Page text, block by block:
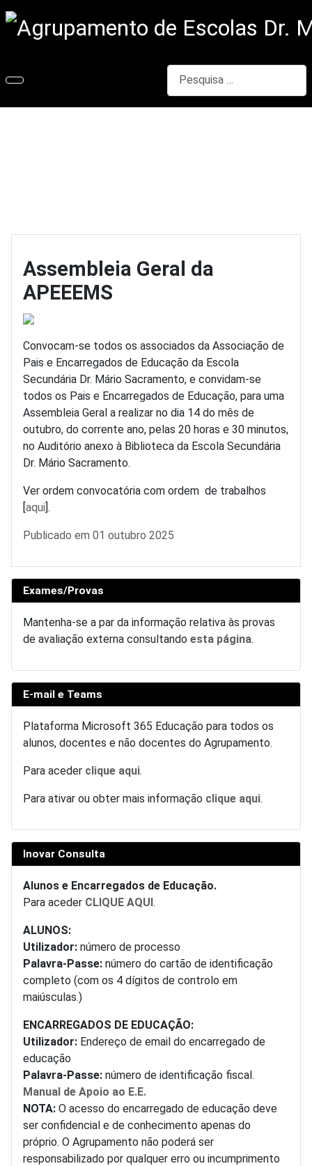
Pesquisar
Assembleia Geral da
APEEEMS
Convocam-se todos os associados da Associação de
Pais e Encarregados de Educação da Escola
Secundária Dr. Mário Sacramento, e convidam-se
todos os Pais e Encarregados de Educação, para uma
Assembleia Geral a realizar no dia 14 do mês de
outubro, do corrente ano, pelas 20 horas e 30 minutos,
no Auditório anexo à Biblioteca da Escola Secundária
Dr. Mário Sacramento.
Ver ordem convocatória com ordem de trabalhos
[aqui].
Detalhes
Publicado em 01 outubro 2025
Exames/Provas
Mantenha-se a par da informação relativa às provas
de avaliação externa consultando esta página.
E-mail e Teams
Plataforma Microsoft 365 Educação para todos os
alunos, docentes e não docentes do Agrupamento.
Para aceder clique aqui.
Para ativar ou obter mais informação clique aqui.
Inovar Consulta
Alunos e Encarregados de Educação.
Para aceder CLIQUE AQUI.
ALUNOS:
Utilizador: número de processo
Palavra-Passe: número do cartão de identificação
completo (com os 4 dígitos de controlo em
maiúsculas.)
ENCARREGADOS DE EDUCAÇÃO:
Utilizador: Endereço de email do encarregado de
educação
Palavra-Passe: número de identificação fiscal.
Manual de Apoio ao E.E.
NOTA: O acesso do encarregado de educação deve
ser confidencial e de conhecimento apenas do
próprio. O Agrupamento não poderá ser
responsabilizado por qualquer erro ou incumprimento